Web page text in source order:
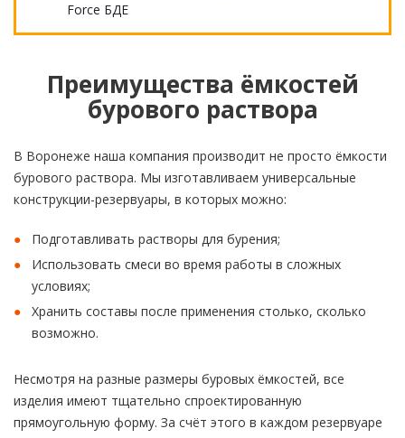
Force БДЕ
Преимущества ёмкостей
бурового раствора
В Воронеже наша компания производит не просто ёмкости
бурового раствора. Мы изготавливаем универсальные
конструкции-резервуары, в которых можно:
Подготавливать растворы для бурения;
Использовать смеси во время работы в сложных
условиях;
Хранить составы после применения столько, сколько
возможно.
Несмотря на разные размеры буровых ёмкостей, все
изделия имеют тщательно спроектированную
прямоугольную форму. За счёт этого в каждом резервуаре